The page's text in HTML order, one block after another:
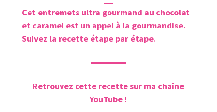
Cet entremets ultra gourmand au chocolat
et caramel est un appel à la gourmandise.
Suivez la recette étape par étape.
Retrouvez cette recette sur ma chaîne
YouTube !